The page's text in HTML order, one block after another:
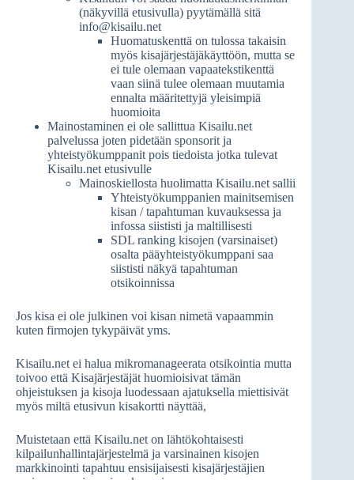
(näkyvillä etusivulla) pyytämällä sitä
info@kisailu.net
Huomatuskenttä on tulossa takaisin
myös kisajärjestäjäkäyttöön, mutta se
ei tule olemaan vapaatekstikenttä
vaan siinä tulee olemaan muutamia
ennalta määritettyjä yleisimpiä
huomioita
Mainostaminen ei ole sallittua Kisailu.net
palvelussa joten pidetään sponsorit ja
yhteistyökumppanit pois tiedoista jotka tulevat
Kisailu.net etusivulle
Mainoskiellosta huolimatta Kisailu.net sallii
Yhteistyökumppanien mainitsemisen
kisan / tapahtuman kuvauksessa ja
infossa siististi ja maltillisesti
SDL ranking kisojen (varsinaiset)
osalta pääyhteistyökumppani saa
siististi näkyä tapahtuman
otsikoinnissa
Jos kisa ei ole julkinen voi kisan nimetä vapaammin
kuten firmojen tykypäivät yms.
Kisailu.net ei halua mikromanageerata otsikointia mutta
toivoo että Kisajärjestäjät huomioisivat tämän
ohjeistuksen ja kisoja luodessaan ajatuksella miettisivät
myös miltä etusivun kisakortti näyttää,
Muistetaan että Kisailu.net on lähtökohtaisesti
kilpailunhallintajärjestelmä ja varsinainen kisojen
markkinointi tapahtuu ensisijaisesti kisajärjestäjien